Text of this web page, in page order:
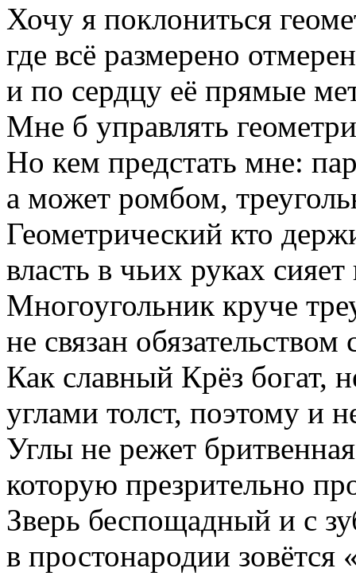
Хочу я поклониться
где всё размерено
и по сердцу её прямые
Мне б управлять
Но кем предстать мне:
а может ромбом,
Геометрический кто
власть в чьих руках
Многоугольник круче
не связан обязательством
Как славный Крёз богат,
углами толст, поэтому и
Углы не режет
которую презрительно
Зверь беспощадный и с
в простонародии зовётся